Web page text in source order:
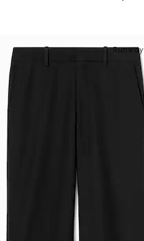
Runway